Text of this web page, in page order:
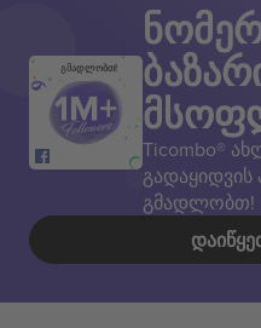
გმადლობთ!
Ticombo®
გმადლობთ!